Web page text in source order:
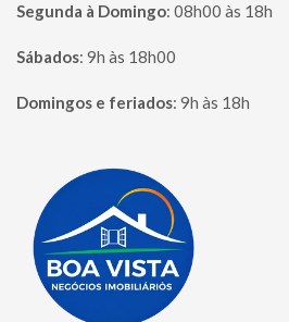
Segunda à Domingo: 08h00 às 18h
Sábados: 9h às 18h00
Domingos e feriados: 9h às 18h
Página inicial